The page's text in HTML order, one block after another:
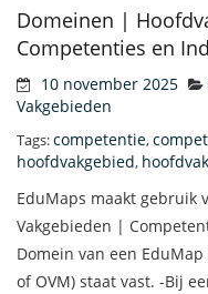
Domeinen |
Competenties en
10 november 2025
Vakgebieden
Tags:competentie,
hoofdvakgebied,
EduMaps maakt gebruik
Vakgebieden |
Domein van een
of OVM) staat vast. -Bij